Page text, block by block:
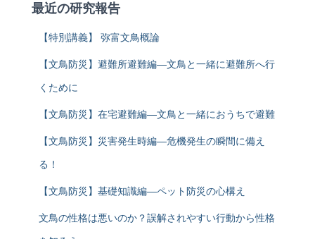
最近の研究報告
【特別講義】 弥富文鳥概論
【文鳥防災】避難所避難編―文鳥と一緒に避難所へ行
くために
【文鳥防災】在宅避難編―文鳥と一緒におうちで避難
【文鳥防災】災害発生時編―危機発生の瞬間に備え
る！
【文鳥防災】基礎知識編―ペット防災の心構え
文鳥の性格は悪いのか？誤解されやすい行動から性格